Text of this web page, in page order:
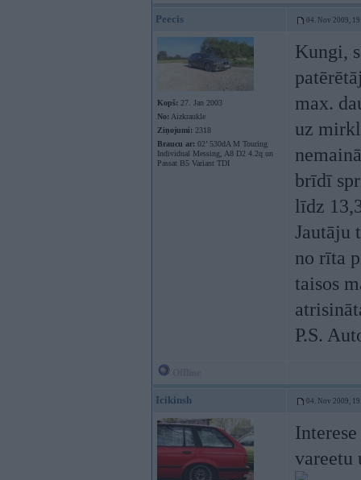
Peecis 04. Nov 2009,
Kopš: 27. Jan 2003
No: Aizkraukle
Ziņojumi: 2318
Braucu ar: 02’ 530dA M Touring
Individual Messing, A8 D2 4.2q un
Passat B5 Variant TDI
Kungi,
max.
uz
brīdī
līdz
Jautāju
no rīta
taisos
P.S.
Icikinsh 04. Nov 2009,
vareetu